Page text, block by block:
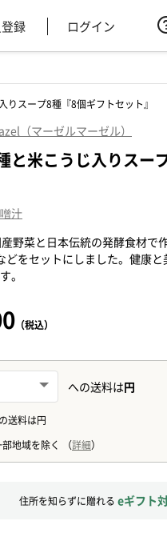
録 ログイン
りスープ8種『8個ギフトセット』
（マーゼルマーゼル）
と米こうじ入りスー
汁
野菜と日本伝統の発酵食材で
どをセットにしました。健康
。
（税込）
住所を知らずに贈れる eギフト